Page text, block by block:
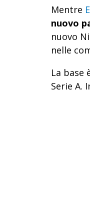
Mentre
nuovo
nuovo
nelle
La base
Serie A.